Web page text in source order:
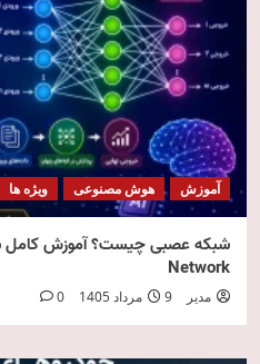
آموزش هوش مصنوعی ویژه ها
Network
مدیر 9 مرداد 1405 0